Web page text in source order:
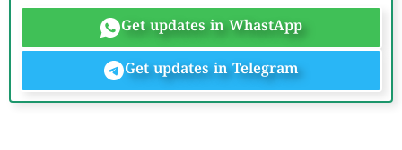
Get updates in WhastApp
Get updates in Telegram